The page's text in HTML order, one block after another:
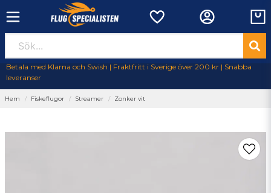
Betala med Klarna och Swish | Fraktfritt i Sverige över 200 kr | Snabba
leveranser
Hem Fiskeflugor Streamer Zonker vit